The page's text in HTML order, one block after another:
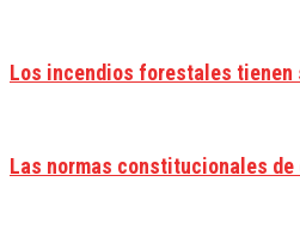
Los incendios forestales tienen
Las normas constitucionales